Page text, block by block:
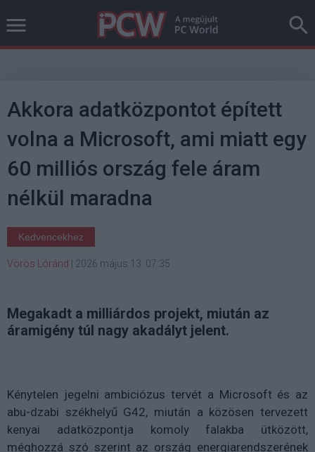
Akkora adatközpontot épített
volna a Microsoft, ami miatt egy
60 milliós ország fele áram
nélkül maradna
Kedvencekhez
Vörös Lóránd 2026 május 13. 07:35
Megakadt a milliárdos projekt, miután az
áramigény túl nagy akadályt jelent.
Kénytelen jegelni ambiciózus tervét a Microsoft és az
abu-dzabi székhelyű G42, miután a közösen tervezett
kenyai adatközpontja komoly falakba ütközött,
méghozzá szó szerint az ország energiarendszerének